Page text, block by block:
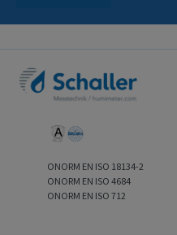
ONORM EN ISO 18134-2
ONORM EN ISO 4684
ONORM EN ISO 712